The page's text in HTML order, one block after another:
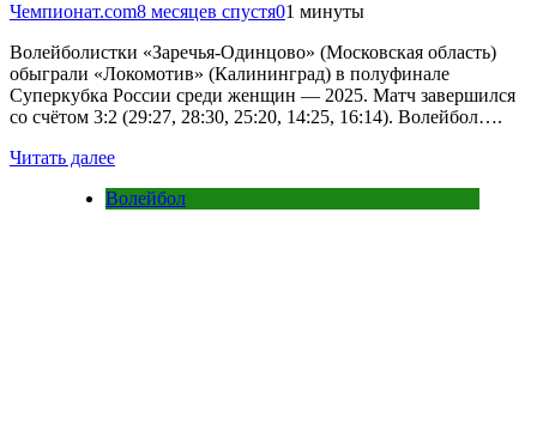
Чемпионат.com8 месяцев спустя01 минуты
Волейболистки «Заречья-Одинцово» (Московская область)
обыграли «Локомотив» (Калининград) в полуфинале
Суперкубка России среди женщин — 2025. Матч завершился
со счётом 3:2 (29:27, 28:30, 25:20, 14:25, 16:14). Волейбол….
Читать далее
Волейбол